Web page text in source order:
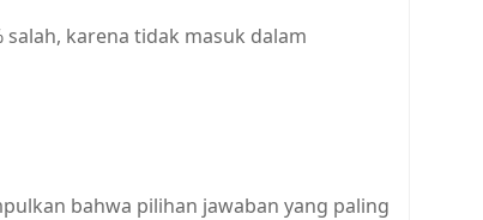
karena tidak masuk dalam
bahwa pilihan jawaban yang paling